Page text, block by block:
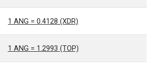
1 ANG = 0.4128 (XDR)
1 ANG = 1.2993 (TOP)